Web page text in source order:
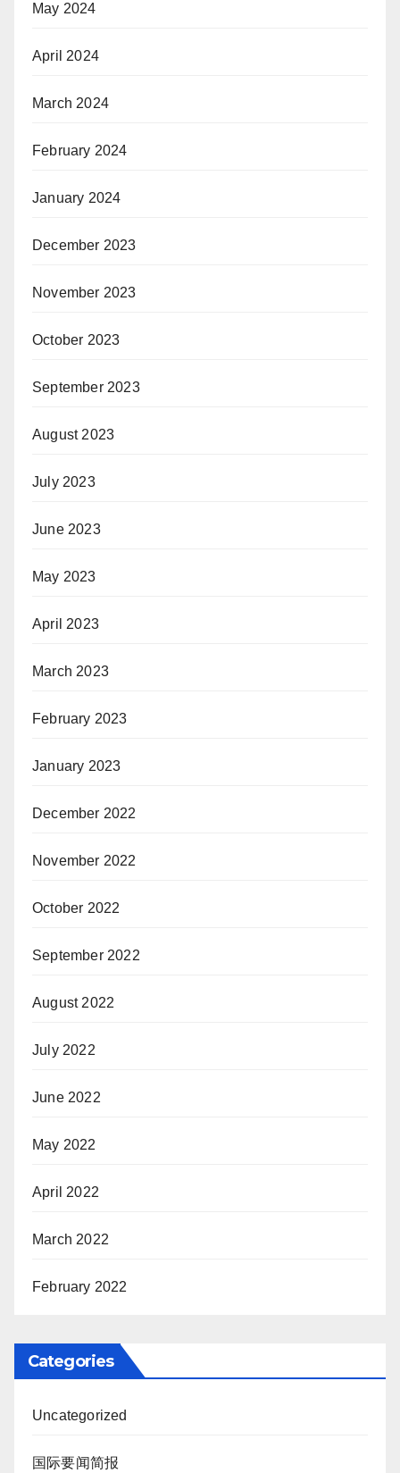
May 2024
April 2024
March 2024
February 2024
January 2024
December 2023
November 2023
October 2023
September 2023
August 2023
July 2023
June 2023
May 2023
April 2023
March 2023
February 2023
January 2023
December 2022
November 2022
October 2022
September 2022
August 2022
July 2022
June 2022
May 2022
April 2022
March 2022
February 2022
Categories
Uncategorized
国际要闻简报